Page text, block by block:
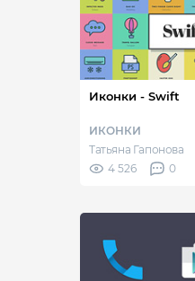
Иконки - Swift
ИКОНКИ
Татьяна Гапонова
4 526
0